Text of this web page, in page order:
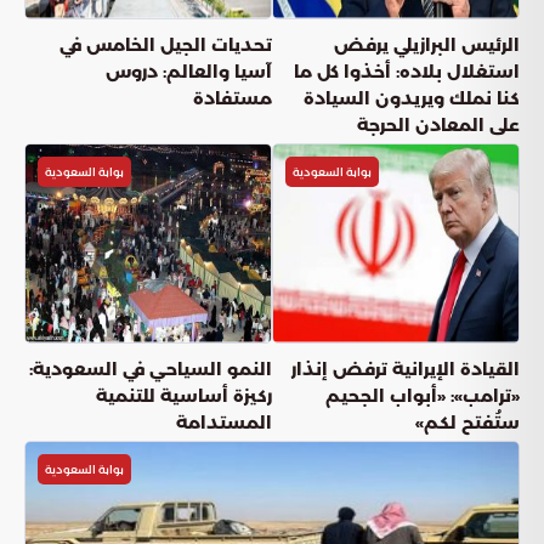
الرئيس البرازيلي يرفض
استغلال بلاده: أخذوا كل ما
كنا نملك ويريدون السيادة
على المعادن الحرجة
تحديات الجيل الخامس في
آسيا والعالم: دروس
مستفادة
بوابة السعودية
القيادة الإيرانية ترفض إنذار
«ترامب»: «أبواب الجحيم
ستُفتح لكم»
بوابة السعودية
النمو السياحي في السعودية:
ركيزة أساسية للتنمية
المستدامة
بوابة السعودية